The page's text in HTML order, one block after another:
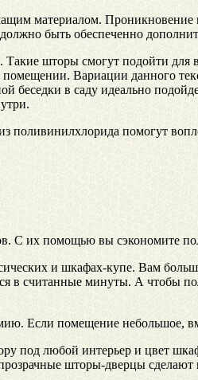
материалом. Проникновение
быть обеспеченно
шторы смогут подойти
Вариации данного
беседки в саду идеально
помогут
С их помощью вы сэкономите
и шкафах-купе. Вам
в считанные минуты. А чтобы
Если помещение небольшое,
под любой интерьер и цвет
шторы-дверцы